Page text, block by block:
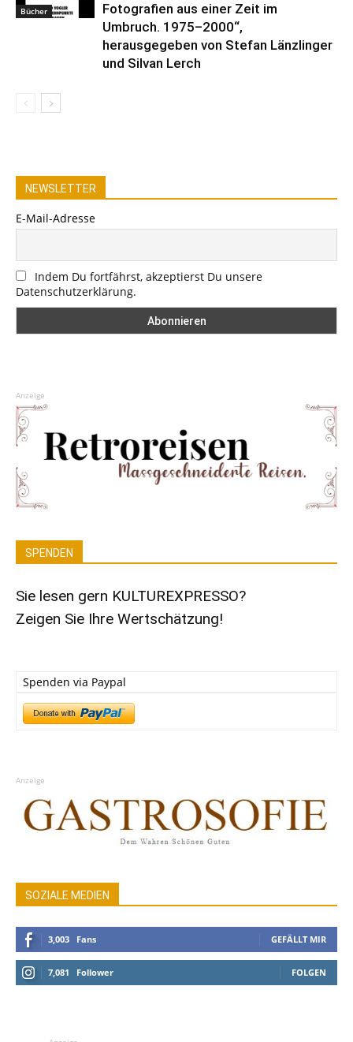
Bücher
Fotografien aus einer Zeit im
Umbruch. 1975–2000“,
herausgegeben von Stefan Länzlinger
und Silvan Lerch
NEWSLETTER
E-Mail-Adresse
Indem Du fortfährst, akzeptierst Du unsere
Datenschutzerklärung.
Anzeige
SPENDEN
Sie lesen gern KULTUREXPRESSO?
Zeigen Sie Ihre Wertschätzung!
Spenden via Paypal
Anzeige
SOZIALE MEDIEN
3,003 Fans GEFÄLLT MIR
7,081 Follower FOLGEN